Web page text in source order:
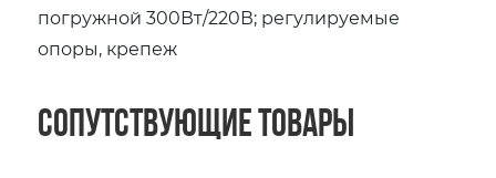
погружной 300Вт/220В; регулируемые
опоры, крепеж
Сопутствующие товары